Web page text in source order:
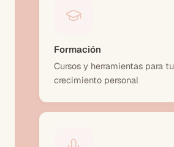
Formación
Cursos y herramientas para tu
crecimiento personal